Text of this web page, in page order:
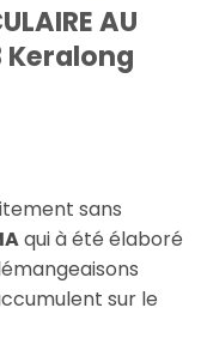
AU
Keralong
sans
qui à été élaboré
sur le